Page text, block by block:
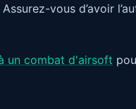
vous d’avoir
un combat d'airsoft